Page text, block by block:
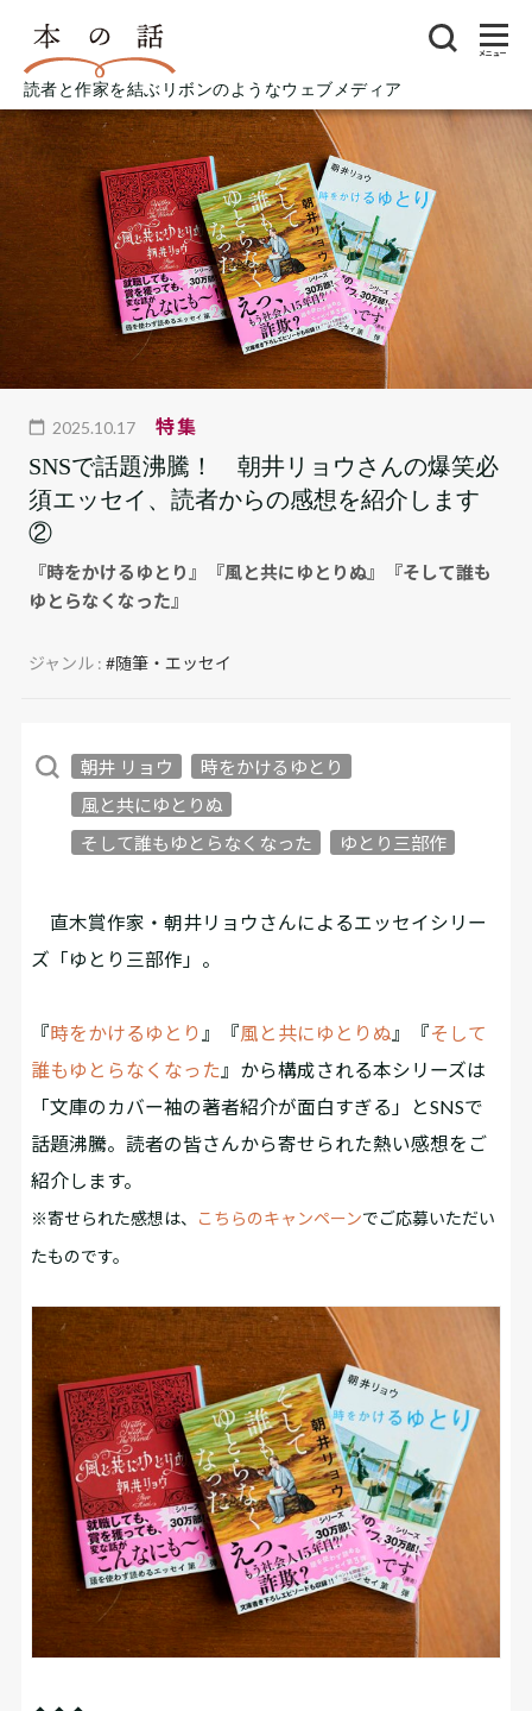
読者と作家を結ぶリボンのようなウェブメディア
メニュー
2025.10.17 特集
SNSで話題沸騰！ 朝井リョウさんの爆笑必
須エッセイ、読者からの感想を紹介します
②
『時をかけるゆとり』『風と共にゆとりぬ』『そして誰も
ゆとらなくなった』
ジャンル :#随筆・エッセイ
朝井 リョウ
時をかけるゆとり
風と共にゆとりぬ
そして誰もゆとらなくなった
ゆとり三部作
直木賞作家・朝井リョウさんによるエッセイシリー
ズ「ゆとり三部作」。
『時をかけるゆとり 』『風と共にゆとりぬ 』『そして
誰もゆとらなくなった 』から構成される本シリーズは
「文庫のカバー袖の著者紹介が面白すぎる」とSNSで
話題沸騰。読者の皆さんから寄せられた熱い感想をご
紹介します。
※寄せられた感想は、 こちらのキャンペーンでご応募いただい
たものです。